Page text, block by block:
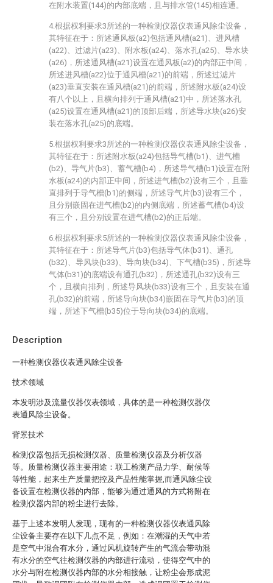
Description
一种检测仪器仪表通风除尘设备
技术领域
本发明涉及流量仪器仪表领域，具体的是一种检测仪器仪
表通风除尘设备。
背景技术
检测仪器包括无损检测仪器、质量检测仪器及分析仪器
等。质量检测仪器主要用途：联工检测产品力学、耐候等
等性能，起来生产质量把控及产品性能掌握,而通风除尘设
备设置在检测仪器的内部，能够为通过通风的方式将附在
检测仪器内部的粉尘进行去除。
基于上述本发明人发现，现有的一种检测仪器仪表通风除
尘设备主要存在以下几点不足，例如：在潮湿的天气中若
是空气中混合有水分，通过风机旋转产生的气流会带动混
有水分的空气往检测仪器的内部进行流动，使得空气中的
水分与附在检测仪器内部的水分相接触，让粉尘会形成泥
在附水装置(144)的内部底端，且与排水管(145)相连通。
4.根据权利要求3所述的一种检测仪器仪表通风除尘设备，
其特征在于：所述通风板(a2)包括通风槽(a21)、进风槽
(a22)、过滤片(a23)、附水板(a24)、落水孔(a25)、导水块
(a26)，所述通风槽(a21)设置在通风板(a2)的内部正中间，
所述进风槽(a22)位于通风槽(a21)的前端，所述过滤片
(a23)垂直安装在通风槽(a21)的前端，所述附水板(a24)设
有八个以上，且横向排列于通风槽(a21)中，所述落水孔
(a25)设置在通风槽(a21)的顶部后端，所述导水块(a26)安
装在落水孔(a25)的底端。
5.根据权利要求3所述的一种检测仪器仪表通风除尘设备，
其特征在于：所述附水板(a24)包括导气槽(b1)、进气槽
(b2)、导气片(b3)、蓄气槽(b4)，所述导气槽(b1)设置在附
水板(a24)的内部正中间，所述进气槽(b2)设有三个，且垂
直排列于导气槽(b1)的侧端，所述导气片(b3)设有三个，
且分别嵌固在进气槽(b2)的内侧底端，所述蓄气槽(b4)设
有三个，且分别设置在进气槽(b2)的正后端。
6.根据权利要求5所述的一种检测仪器仪表通风除尘设备，
其特征在于：所述导气片(b3)包括导气体(b31)、通孔
(b32)、导风块(b33)、导向块(b34)、下气槽(b35)，所述导
气体(b31)的底端设有通孔(b32)，所述通孔(b32)设有三
个，且横向排列，所述导风块(b33)设有三个，且安装在通
孔(b32)的前端，所述导向块(b34)嵌固在导气片(b3)的顶
端，所述下气槽(b35)位于导向块(b34)的底端。